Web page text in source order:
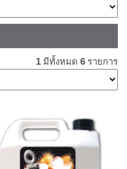
1 มีทั้งหมด 6 รายการ